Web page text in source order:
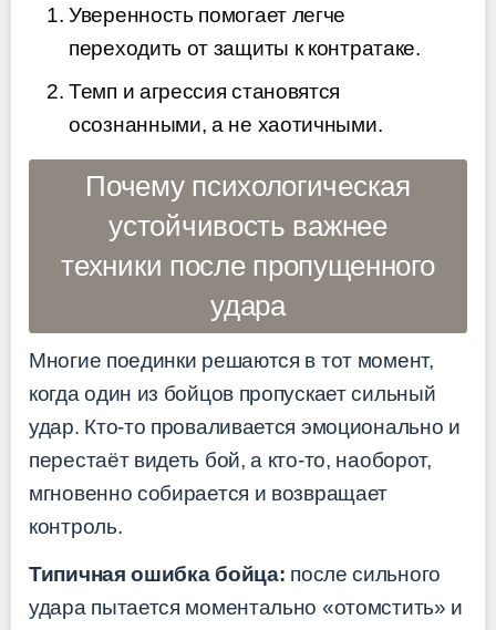
Уверенность помогает легче
переходить от защиты к контратаке.
Темп и агрессия становятся
осознанными, а не хаотичными.
Почему психологическая
устойчивость важнее
техники после пропущенного
удара
Многие поединки решаются в тот момент,
когда один из бойцов пропускает сильный
удар. Кто-то проваливается эмоционально и
перестаёт видеть бой, а кто-то, наоборот,
мгновенно собирается и возвращает
контроль.
Типичная ошибка бойца: после сильного
удара пытается моментально «отомстить» и